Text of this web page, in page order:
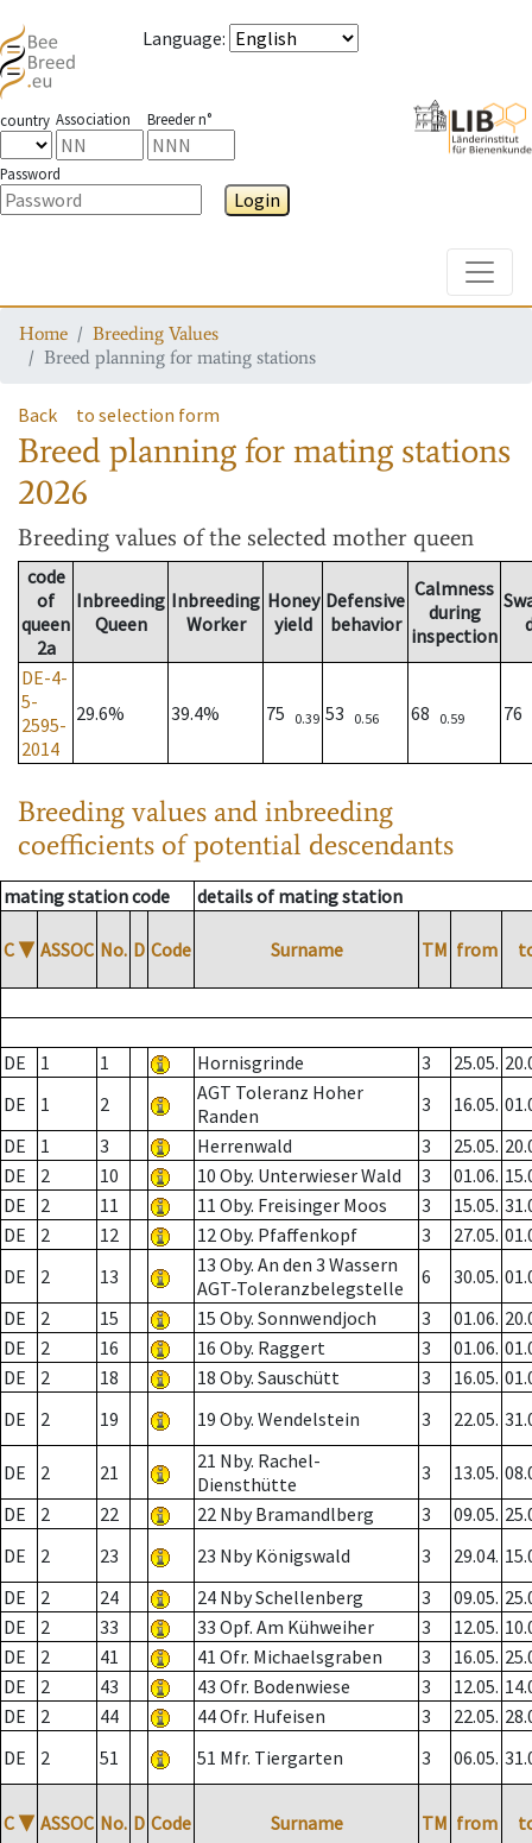
Language:
country Association Breeder n°
Password
Login
Home
Breeding Values
Breed planning for mating stations
Back to selection form
Breed planning for mating stations
2026
Breeding values of the selected mother queen
code
of
queen
2a
Inbreeding
Queen
Inbreeding
Worker
Honey
yield
Defensive
behavior
Calmness
during
inspection
DE-4-
5-
2595-
2014
29.6% 39.4% 75 0.39 53 0.56 68 0.59 76
Breeding values and inbreeding
coefficients of potential descendants
mating station code details of mating station
C ▼ ASSOC No. D Code Surname TM from
DE 1 1 Hornisgrinde 3 25.05.
DE
1 2
AGT Toleranz Hoher
Randen
3 16.05.
DE
1 3 Herrenwald 3 25.05.
DE
2 10 10 Oby. Unterwieser Wald 3 01.06.
DE
2 11 11 Oby. Freisinger Moos 3 15.05.
DE
2 12 12 Oby. Pfaffenkopf 3 27.05.
DE
2 13
13 Oby. An den 3 Wassern
AGT-Toleranzbelegstelle
6 30.05.
DE
2 15 15 Oby. Sonnwendjoch 3 01.06.
DE
2 16 16 Oby. Raggert 3 01.06.
DE
2 18 18 Oby. Sauschütt 3 16.05.
DE
2 19 19 Oby. Wendelstein 3 22.05.
DE 2 21
21 Nby. Rachel-
Diensthütte
3 13.05.
DE
2 22 22 Nby Bramandlberg 3 09.05.
DE
2 23 23 Nby Königswald 3 29.04.
DE
2 24 24 Nby Schellenberg 3 09.05.
DE
2 33 33 Opf. Am Kühweiher 3 12.05.
DE
2 41 41 Ofr. Michaelsgraben 3 16.05.
DE
2 43 43 Ofr. Bodenwiese 3 12.05.
DE
2 44 44 Ofr. Hufeisen 3 22.05.
DE
2 51 51 Mfr. Tiergarten 3 06.05.
C ▼ ASSOC No. D Code Surname TM from